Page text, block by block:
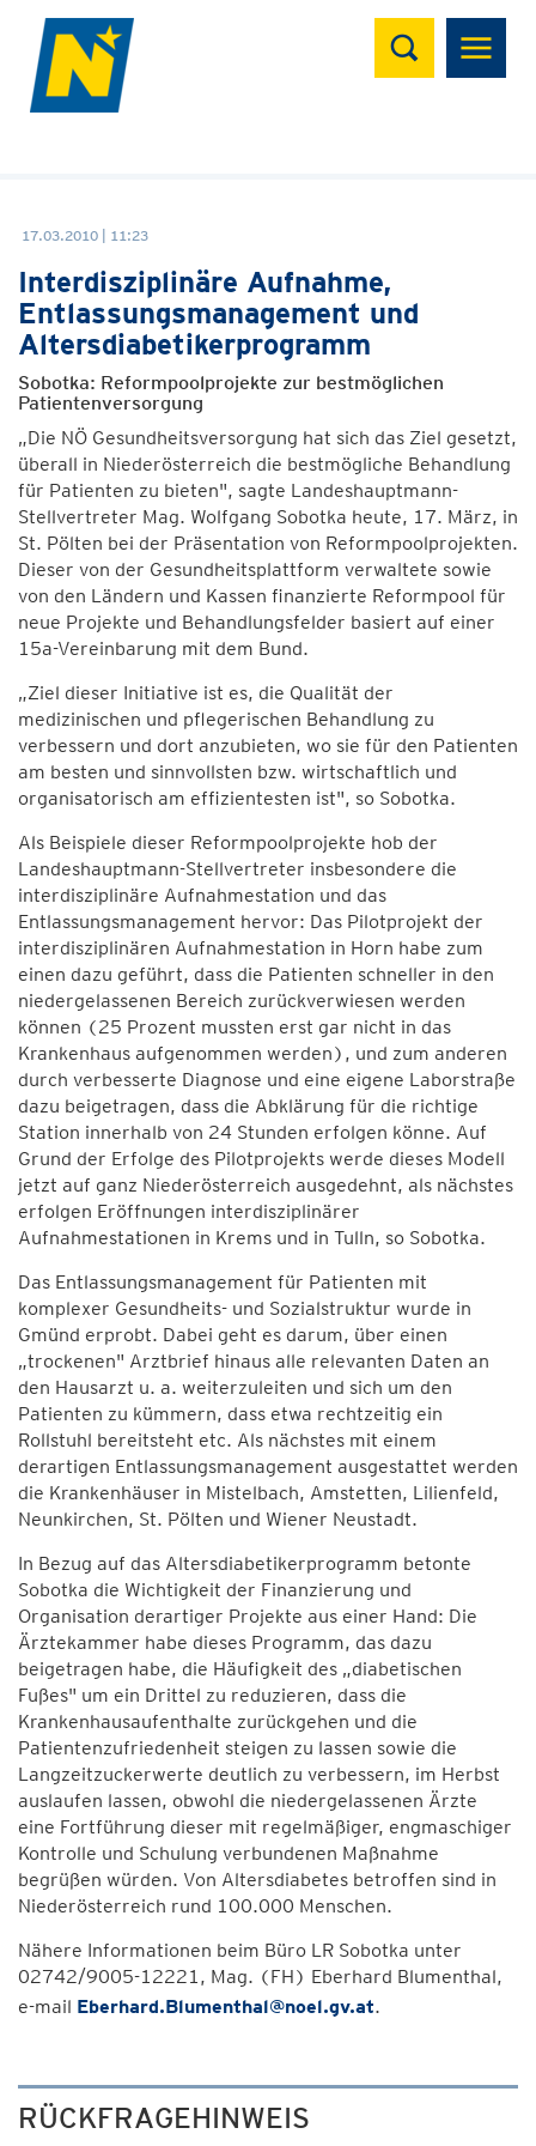
Suchen
17.03.2010 | 11:23
Interdisziplinäre Aufnahme,
Entlassungsmanagement und
Altersdiabetikerprogramm
Sobotka: Reformpoolprojekte zur bestmöglichen
Patientenversorgung
„Die NÖ Gesundheitsversorgung hat sich das Ziel gesetzt,
überall in Niederösterreich die bestmögliche Behandlung
für Patienten zu bieten", sagte Landeshauptmann-
Stellvertreter Mag. Wolfgang Sobotka heute, 17. März, in
St. Pölten bei der Präsentation von Reformpoolprojekten.
Dieser von der Gesundheitsplattform verwaltete sowie
von den Ländern und Kassen finanzierte Reformpool für
neue Projekte und Behandlungsfelder basiert auf einer
15a-Vereinbarung mit dem Bund.
„Ziel dieser Initiative ist es, die Qualität der
medizinischen und pflegerischen Behandlung zu
verbessern und dort anzubieten, wo sie für den Patienten
am besten und sinnvollsten bzw. wirtschaftlich und
organisatorisch am effizientesten ist", so Sobotka.
Als Beispiele dieser Reformpoolprojekte hob der
Landeshauptmann-Stellvertreter insbesondere die
interdisziplinäre Aufnahmestation und das
Entlassungsmanagement hervor: Das Pilotprojekt der
interdisziplinären Aufnahmestation in Horn habe zum
einen dazu geführt, dass die Patienten schneller in den
niedergelassenen Bereich zurückverwiesen werden
können (25 Prozent mussten erst gar nicht in das
Krankenhaus aufgenommen werden), und zum anderen
durch verbesserte Diagnose und eine eigene Laborstraße
dazu beigetragen, dass die Abklärung für die richtige
Station innerhalb von 24 Stunden erfolgen könne. Auf
Grund der Erfolge des Pilotprojekts werde dieses Modell
jetzt auf ganz Niederösterreich ausgedehnt, als nächstes
erfolgen Eröffnungen interdisziplinärer
Aufnahmestationen in Krems und in Tulln, so Sobotka.
Das Entlassungsmanagement für Patienten mit
komplexer Gesundheits- und Sozialstruktur wurde in
Gmünd erprobt. Dabei geht es darum, über einen
„trockenen" Arztbrief hinaus alle relevanten Daten an
den Hausarzt u. a. weiterzuleiten und sich um den
Patienten zu kümmern, dass etwa rechtzeitig ein
Rollstuhl bereitsteht etc. Als nächstes mit einem
derartigen Entlassungsmanagement ausgestattet werden
die Krankenhäuser in Mistelbach, Amstetten, Lilienfeld,
Neunkirchen, St. Pölten und Wiener Neustadt.
In Bezug auf das Altersdiabetikerprogramm betonte
Sobotka die Wichtigkeit der Finanzierung und
Organisation derartiger Projekte aus einer Hand: Die
Ärztekammer habe dieses Programm, das dazu
beigetragen habe, die Häufigkeit des „diabetischen
Fußes" um ein Drittel zu reduzieren, dass die
Krankenhausaufenthalte zurückgehen und die
Patientenzufriedenheit steigen zu lassen sowie die
Langzeitzuckerwerte deutlich zu verbessern, im Herbst
auslaufen lassen, obwohl die niedergelassenen Ärzte
eine Fortführung dieser mit regelmäßiger, engmaschiger
Kontrolle und Schulung verbundenen Maßnahme
begrüßen würden. Von Altersdiabetes betroffen sind in
Niederösterreich rund 100.000 Menschen.
Nähere Informationen beim Büro LR Sobotka unter
02742/9005-12221, Mag. (FH) Eberhard Blumenthal,
e-mail Eberhard.Blumenthal@noel.gv.at.
RÜCKFRAGEHINWEIS